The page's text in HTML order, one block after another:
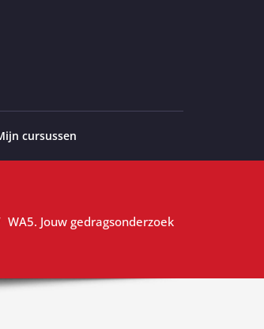
cursussen
WA5. Jouw gedragsonderzoek